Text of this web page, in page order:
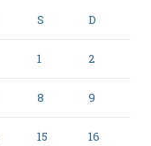
S D
1 2
8 9
15 16